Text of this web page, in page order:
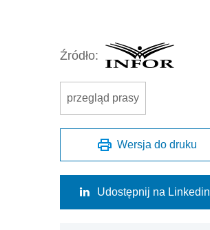
Źródło:
przegląd prasy
Wersja do druku
Udostępnij na Linkedin